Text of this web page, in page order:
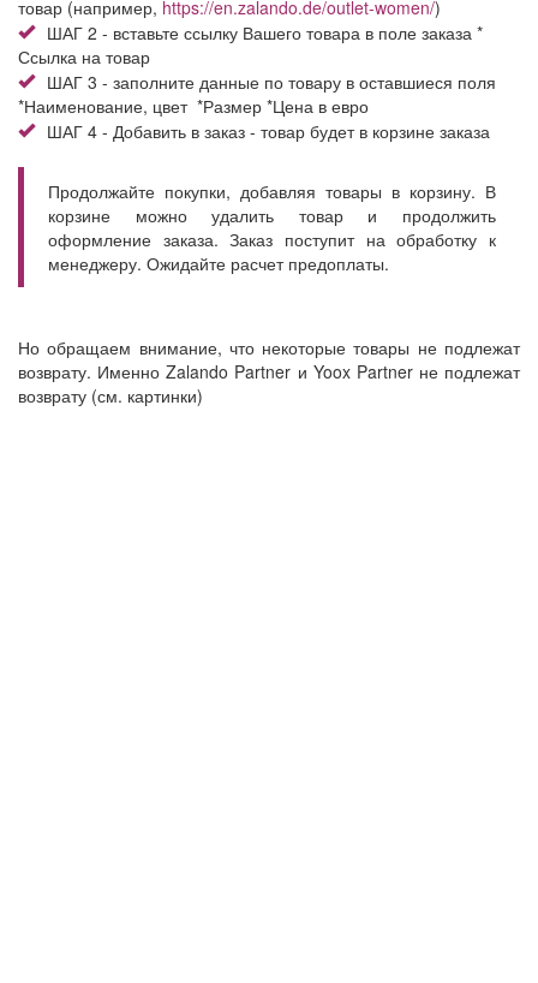
товар (например, https://en.zalando.de/outlet-women/)
ШАГ 2 - вставьте ссылку Вашего товара в поле заказа *
Ссылка на товар
ШАГ 3 - заполните данные по товару в оставшиеся поля
*Наименование, цвет *Размер *Цена в евро
ШАГ 4 - Добавить в заказ - товар будет в корзине заказа
Продолжайте покупки, добавляя товары в корзину. В
корзине можно удалить товар и продолжить
оформление заказа. Заказ поступит на обработку к
менеджеру. Ожидайте расчет предоплаты.
Но обращаем внимание, что некоторые товары не подлежат
возврату. Именно Zalando Partner и Yoox Partner не подлежат
возврату (см. картинки)